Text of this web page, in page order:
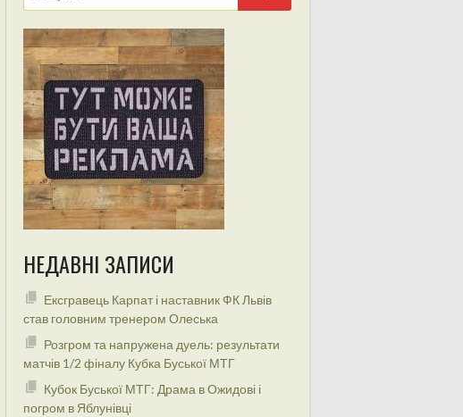
НЕДАВНІ ЗАПИСИ
Ексгравець Карпат і наставник ФК Львів
став головним тренером Олеська
Розгром та напружена дуель: результати
матчів 1/2 фіналу Кубка Буської МТГ
Кубок Буської МТГ: Драма в Ожидові і
погром в Яблунівці